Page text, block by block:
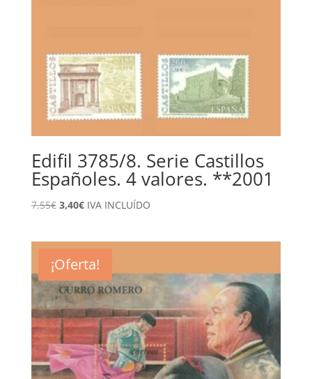
Edifil 3785/8. Serie Castillos
Españoles. 4 valores. **2001
7,55€ El
7,55€.
3,40€El
3,40€.
IVA INCLUÍDO
¡Oferta!